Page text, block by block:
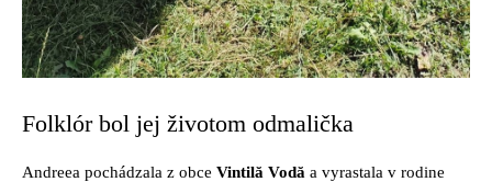
Folklór bol jej životom odmalička
Andreea pochádzala z obce Vintilă Vodă a vyrastala v rodine